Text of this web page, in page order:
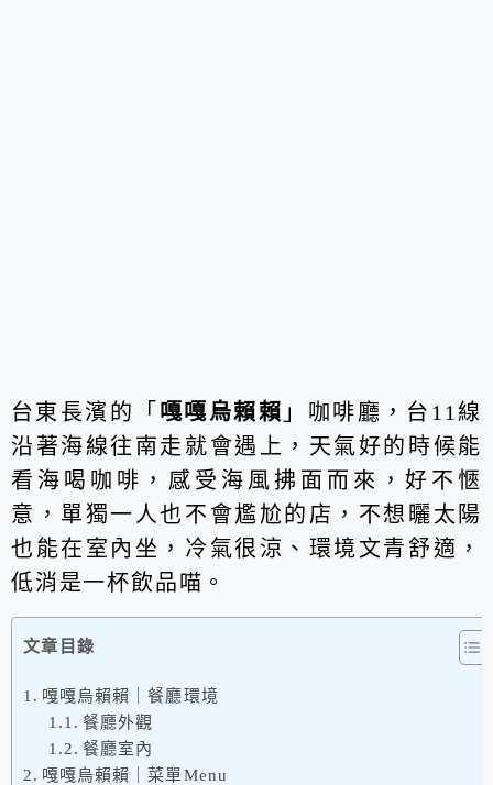
台東長濱的「 嘎嘎烏賴賴 」咖啡廳，台11線
沿著海線往南走就會遇上，天氣好的時候能
看海喝咖啡，感受海風拂面而來，好不愜
意，單獨一人也不會尷尬的店，不想曬太陽
也能在室內坐，冷氣很涼、環境文青舒適，
低消是一杯飲品喵。
文章目錄
嘎嘎烏賴賴｜餐廳環境
餐廳外觀
餐廳室內
嘎嘎烏賴賴｜菜單Menu